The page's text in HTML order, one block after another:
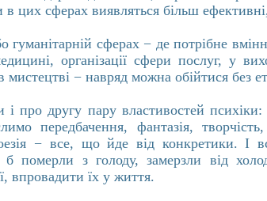
в цих сферах виявляться більш
гуманітарній сферах − де потрібне
організації сфери послуг, у
мистецтві − навряд можна обійтися без
про другу пару властивостей психіки:
передбачення, фантазія,
− все, що йде від конкретики. І
б померли з голоду, замерзли від
впровадити їх у життя.